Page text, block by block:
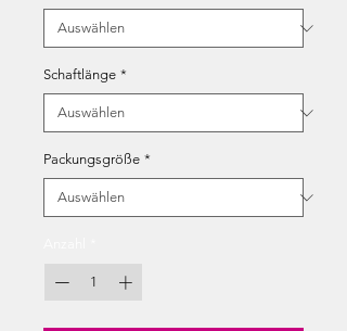
Schaftlänge *
Packungsgröße *